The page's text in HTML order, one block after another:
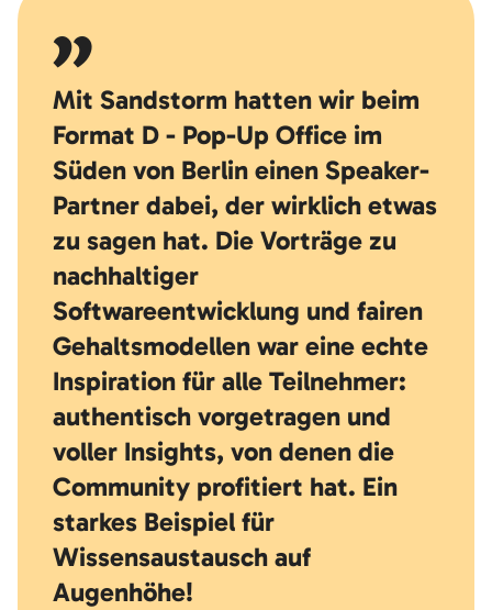
Mit Sandstorm hatten wir beim
Format D - Pop-Up Office im
Süden von Berlin einen Speaker-
Partner dabei, der wirklich etwas
zu sagen hat. Die Vorträge zu
nachhaltiger
Softwareentwicklung und fairen
Gehaltsmodellen war eine echte
Inspiration für alle Teilnehmer:
authentisch vorgetragen und
voller Insights, von denen die
Community profitiert hat. Ein
starkes Beispiel für
Wissensaustausch auf
Augenhöhe!